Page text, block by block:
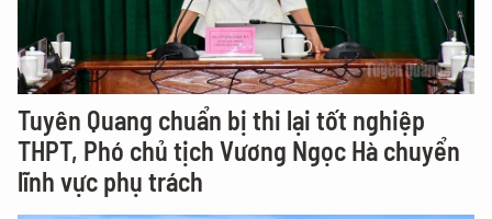
Tuyên Quang chuẩn bị thi lại tốt nghiệp
THPT, Phó chủ tịch Vương Ngọc Hà chuyển
lĩnh vực phụ trách